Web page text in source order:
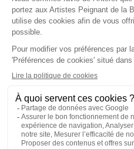
67955 Strasbourg Cedex 9